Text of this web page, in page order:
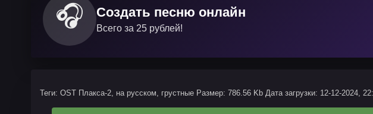
🎧 Создать песню онлайн
Всего за 25 рублей!
Теги: OST Плакса-2, на русском, грустные Размер: 786.56 Kb Дата загрузки: 12-12-2024,